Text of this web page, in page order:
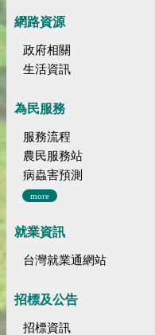
網路資源
政府相關
生活資訊
為民服務
服務流程
農民服務站
病蟲害預測
more
就業資訊
台灣就業通網站
招標及公告
招標資訊